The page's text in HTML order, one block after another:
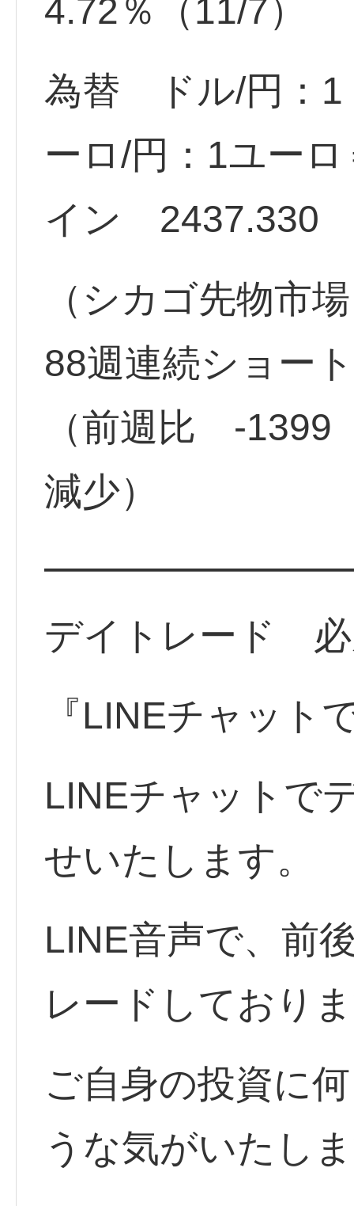
4.72％（11/7）
為替 ドル/円：
ーロ/円：1ユー
イン 2437.330
（シカゴ先物
88週連続ショー
（前週比 -
減少）
デイトレード 必
『LINEチャット
LINEチャットで
せいたします。
LINE音声で、前
レードしており
ご自身の投資に
うな気がいたし